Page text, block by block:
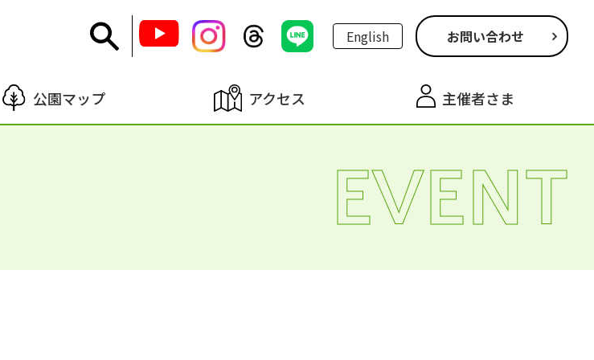
English お問い合わせ
公園マップ アクセス 主催者さま
EVENT